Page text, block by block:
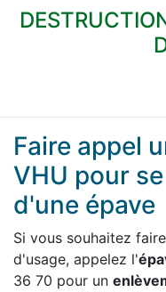
Faire appel
VHU pour
d'une épave
Si vous souhaitez
d'usage, appelez l'
36 70 pour un